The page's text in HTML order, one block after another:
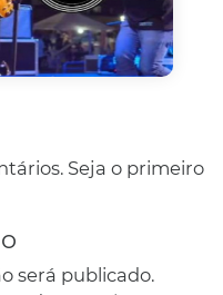
Seja o primeiro
será publicado.